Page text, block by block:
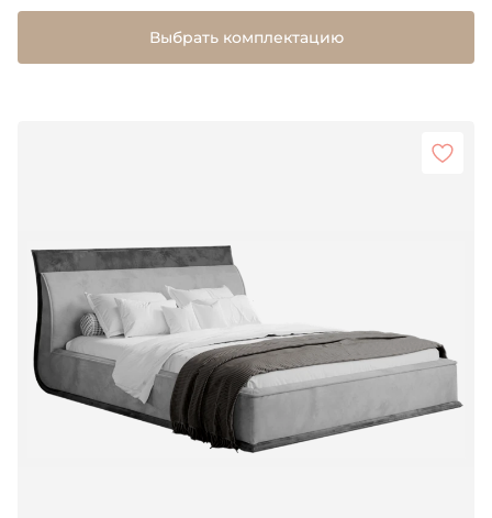
Выбрать комплектацию